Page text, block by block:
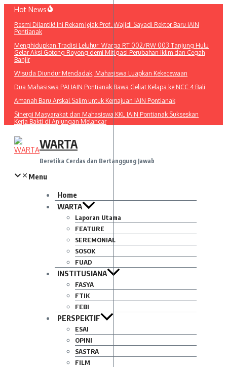
Lewati
konten
Hot News
Resmi Dilantik! Ini Rekam Jejak Prof. Wajidi Sayadi Rektor Baru IAIN
Pontianak
Menghidupkan Tradisi Leluhur: Warga RT 002/RW 003 Tanjung Hulu
Gelar Aksi Gotong Royong demi Mitigasi Perubahan Iklim dan Cegah
Banjir
Wisuda Diundur Mendadak, Mahasiswa Luapkan Kekecewaan
Dua Mahasiswa PAI IAIN Pontianak Bawa Geliat Kelapa ke NCC 4 Bali
Amanah Baru Arskal Salim untuk Kemajuan IAIN Pontianak
Sinergi Masyarakat dan Mahasiswa KKL IAIN Pontianak Sukseskan
Kerja Bakti di Anjungan Melancar
WARTA
Beretika Cerdas dan Bertanggung Jawab
Menu
Home
WARTA
Laporan Utama
FEATURE
SEREMONIAL
SOSOK
FUAD
INSTITUSIANA
FASYA
FTIK
FEBI
PERSPEKTIF
ESAI
OPINI
SASTRA
FILM